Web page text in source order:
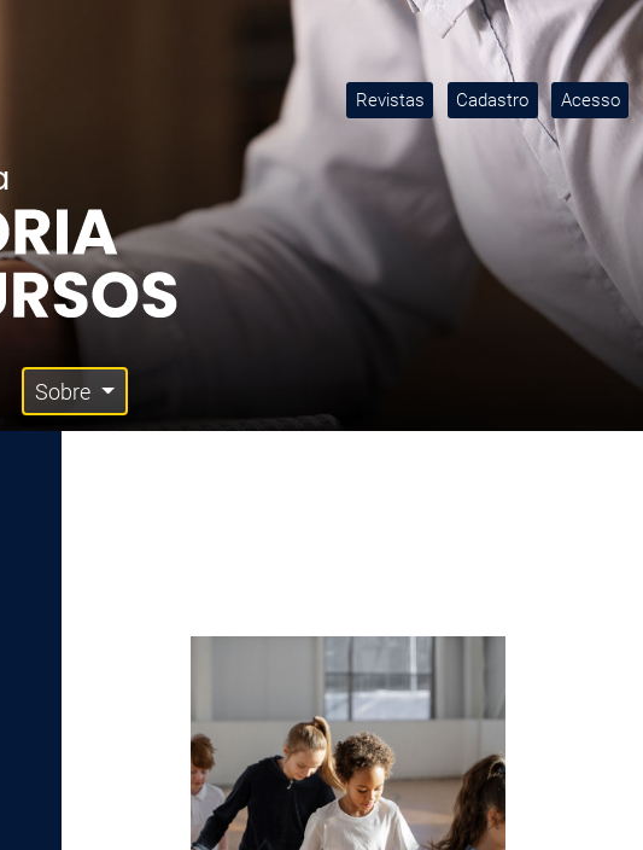
Revistas Cadastro Acesso
Sobre
Imagem de capa